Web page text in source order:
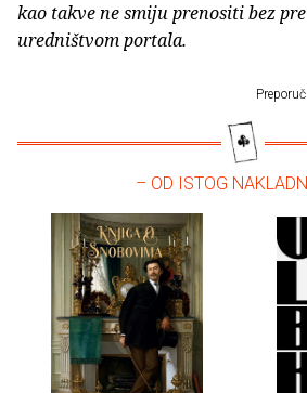
kao takve ne smiju prenositi bez
uredništvom portala.
– OD ISTOG